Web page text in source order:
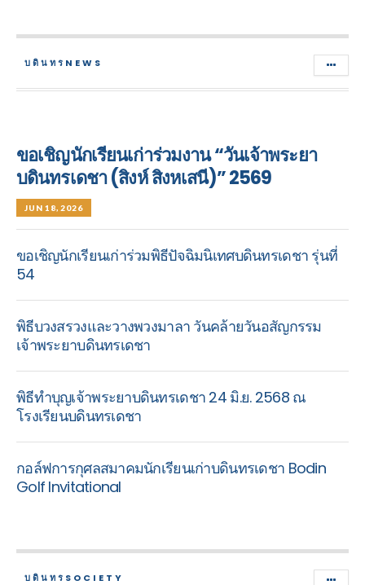
บดินทรNEWS
ขอเชิญนักเรียนเก่าร่วมงาน “วันเจ้าพระยา
บดินทรเดชา (สิงห์ สิงหเสนี)” 2569
JUN 18, 2026
ขอเชิญนักเรียนเก่าร่วมพิธีปัจฉิมนิเทศบดินทรเดชา รุ่นที่
54
พิธีบวงสรวงและวางพวงมาลา วันคล้ายวันอสัญกรรม
เจ้าพระยาบดินทรเดชา
พิธีทำบุญเจ้าพระยาบดินทรเดชา 24 มิ.ย. 2568 ณ
โรงเรียนบดินทรเดชา
กอล์ฟการกุศลสมาคมนักเรียนเก่าบดินทรเดชา Bodin
Golf Invitational
บดินทรSOCIETY